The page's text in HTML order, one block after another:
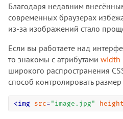
Благодаря недавним
современных браузерах
из-за изображений стало
Если вы работаете над
то знакомы с атрибутами width
широкого распространения
способ контролировать
<img src= " image.jpg " height